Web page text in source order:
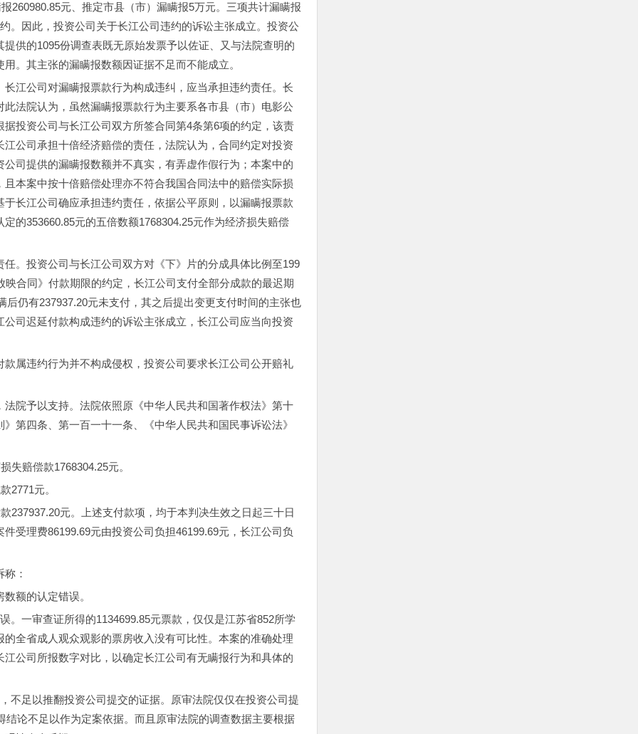
260980.85元、推定市县（市）漏瞒报5万元。三项共计漏瞒报
。因此，投资公司关于长江公司违约的诉讼主张成立。投资公
供的1095份调查表既无原始发票予以佐证、又与法院查明的
。其主张的漏瞒报数额因证据不足而不能成立。
公司对漏瞒报票款行为构成违纠，应当承担违约责任。长
法院认为，虽然漏瞒报票款行为主要系各市县（市）电影公
投资公司与长江公司双方所签合同第4条第6项的约定，该责
公司承担十倍经济赔偿的责任，法院认为，合同约定对投资
司提供的漏瞒报数额并不真实，有弄虚作假行为；本案中的
本案中按十倍赔偿处理亦不符合我国合同法中的赔偿实际损
长江公司确应承担违约责任，依据公平原则，以漏瞒报票款
的353660.85元的五倍数额1768304.25元作为经济损失赔偿
投资公司与长江公司双方对《下》片的分成具体比例至199
合同》付款期限的约定，长江公司支付全部分成款的最迟期
后仍有237937.20元未支付，其之后提出变更支付时间的主张也
司迟延付款构成违约的诉讼主张成立，长江公司应当向投资
违约行为并不构成侵权，投资公司要求长江公司公开赔礼
予以支持。法院依照原《中华人民共和国著作权法》第十
第四条、第一百一十一条、《中华人民共和国民事诉讼法》
赔偿款1768304.25元。
元。
元。上述支付款项，均于本判决生效之日起三十日
受理费86199.69元由投资公司负担46199.69元，长江公司负
：
额的认定错误。
一审查证所得的1134699.85元票款，仅仅是江苏省852所学
全省成人观众观影的票房收入没有可比性。本案的准确处理
公司所报数字对比，以确定长江公司有无瞒报行为和具体的
足以推翻投资公司提交的证据。原审法院仅仅在投资公司提
论不足以作为定案依据。而且原审法院的调查数据主要根据